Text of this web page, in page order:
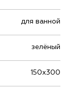
для ванной
зелёный
150х300